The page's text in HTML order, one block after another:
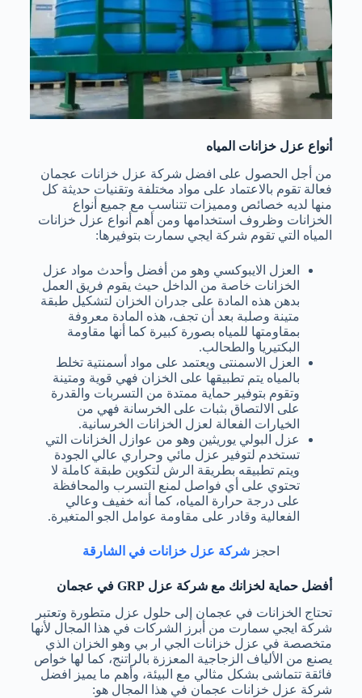
أنواع عزل خزانات المياه
من أجل الحصول على افضل شركة عزل خزانات عجمان
فعالة تقوم بالاعتماد على مواد مختلفة وتقنيات حديثة كل
منها لديه خصائص ومميزات تتناسب مع جميع أنواع
الخزانات وظروف استخدامها ومن أهم أنواع عزل خزانات
المياه التي تقوم شركة ايجي سمارت بتوفيرها:
العزل الايبوكسي وهو من أفضل وأحدث مواد عزل
الخزانات خاصة من الداخل حيث يقوم فريق العمل
بدهن هذه المادة على جدران الخزان لتشكيل طبقة
متينة وصلبة بعد أن تجف، هذه المادة معروفة
بمقاومتها للمياه بصورة كبيرة كما أنها مقاومة
البكتيريا والطحالب.
العزل الاسمنتى ويعتمد على مواد أسمنتية تخلط
بالمياه يتم تطبيقها على الخزان فهي قوية ومتينة
وتقوم بتوفير حماية ممتدة من التسربات والقدرة
على الالتصاق بثبات على الخرسانة فهي من
الخيارات الفعالة لعزل الخزانات الخرسانية.
عزل البولي يوريثين وهو من عوازل الخزانات التي
تستخدم لتوفير عزل مائي وحراري عالي الجودة
ويتم تطبيقه بطريقة الرش لتكوين طبقة كاملة لا
تحتوي على أي فواصل لمنع التسرب والمحافظة
على درجة حرارة المياه، كما أنه خفيف وعالي
الفعالية وقادر على مقاومة عوامل الجو المتغيرة.
احجز شركة عزل خزانات في الشارقة
أفضل حماية لخزانك مع شركة عزل GRP في عجمان
تحتاج الخزانات في عجمان إلى حلول عزل متطورة وتعتبر
شركة ايجي سمارت من أبرز الشركات في هذا المجال لأنها
متخصصة في عزل خزانات الجي ار بي وهو الخزان الذي
يصنع من الألياف الزجاجية المعززة بالراتنج، كما لها خواص
فائقة تتماشى بشكل مثالي مع البيئة، وأهم ما يميز
افضل
شركة عزل خزانات عجمان في هذا المجال هو: